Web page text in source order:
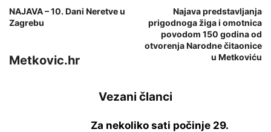
NAJAVA – 10. Dani Neretve u
Zagrebu
Najava predstavljanja
prigodnoga žiga i omotnica
povodom 150 godina od
otvorenja Narodne čitaonice
u Metkoviću
Metkovic.hr
Vezani članci
Za nekoliko sati počinje 29.